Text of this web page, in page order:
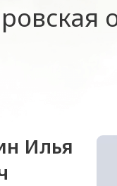
Илья